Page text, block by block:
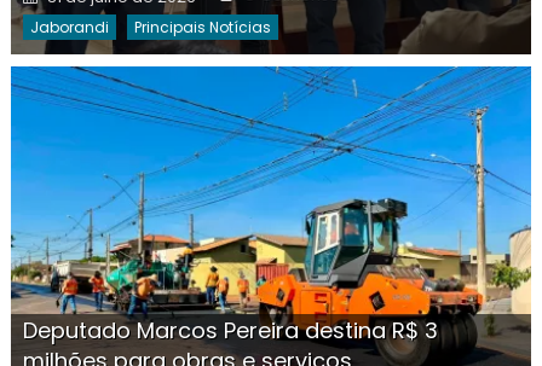
on
Jaborandi Principais Notícias
Deputado Marcos Pereira destina R$ 3